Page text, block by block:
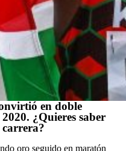
en doble
¿Quieres saber
oro seguido en maratón